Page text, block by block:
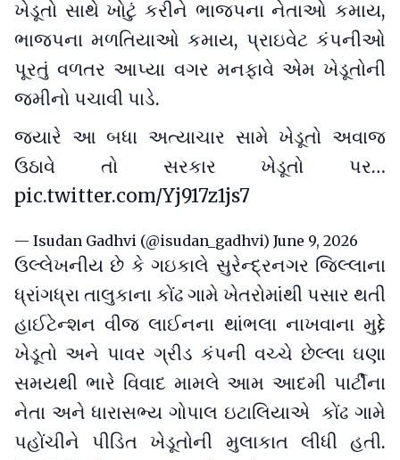
ખેડૂતો સાથે ખોટું કરીને ભાજપના નેતાઓ કમાય,
ભાજપના મળતિયાઓ કમાય, પ્રાઇવેટ કંપનીઓ
પૂરતું વળતર આપ્યા વગર મનફાવે એમ ખેડૂતોની
જમીનો પચાવી પાડે.
જ્યારે આ બધા અત્યાચાર સામે ખેડૂતો અવાજ
ઉઠાવે તો સરકાર ખેડૂતો પર…
pic.twitter.com/Yj917z1js7
— Isudan Gadhvi (@isudan_gadhvi) June 9, 2026
ઉલ્લેખનીય છે કે ગઇકાલે સુરેન્દ્રનગર જિલ્લાના
ધ્રાંગધ્રા તાલુકાના કોંઢ ગામે ખેતરોમાંથી પસાર થતી
હાઈટેન્શન વીજ લાઈનના થાંભલા નાખવાના મુદ્દે
ખેડૂતો અને પાવર ગ્રીડ કંપની વચ્ચે છેલ્લા ઘણા
સમયથી ભારે વિવાદ મામલે આમ આદમી પાર્ટીના
નેતા અને ધારાસભ્ય ગોપાલ ઇટાલિયાએ કોંઢ ગામે
પહોંચીને પીડિત ખેડૂતોની મુલાકાત લીધી હતી.